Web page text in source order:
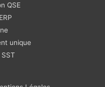
QSE
unique